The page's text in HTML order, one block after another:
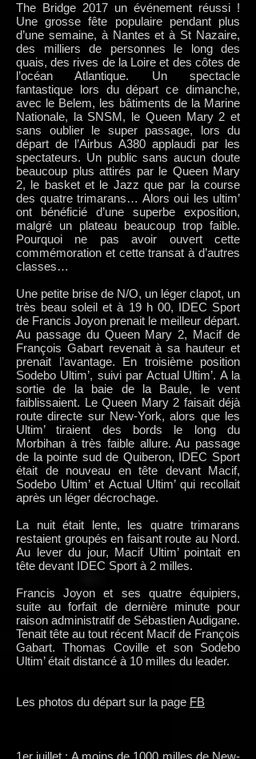
The Bridge 2017 un événement réussi !
Une grosse fête populaire pendant plus
d’une semaine, à Nantes et à St Nazaire,
des milliers de personnes le long des
quais, des rives de la Loire et des côtes de
l’océan Atlantique. Un spectacle
fantastique lors du départ ce dimanche,
avec le Belem, les bâtiments de la Marine
Nationale, la SNSM, le Queen Mary 2 et
sans oublier le super passage, lors du
départ de l’Airbus A380 applaudi par les
spectateurs. Un public sans aucun doute
beaucoup plus attirés par le Queen Mary
2, le basket et le Jazz que par la course
des quatre trimarans… Alors oui les ultim’
ont bénéficié d’une superbe exposition,
malgré un plateau beaucoup trop faible.
Pourquoi ne pas avoir ouvert cette
commémoration et cette transat à d’autres
classes…
Une petite brise de N/O, un léger clapot, un
très beau soleil et à 19 h 00, IDEC Sport
de Francis Joyon prenait le meilleur départ.
Au passage du Queen Mary 2, Macif de
François Gabart revenait à sa hauteur et
prenait l’avantage. En troisième position
Sodebo Ultim’, suivi par Actual Ultim’. A la
sortie de la baie de la Baule, le vent
faiblissaient. Le Queen Mary 2 faisait déjà
route directe sur New-York, alors que les
Ultim’ tiraient des bords le long du
Morbihan à très faible allure. Au passage
de la pointe sud de Quiberon, IDEC Sport
était de nouveau en tête devant Macif,
Sodebo Ultim’ et Actual Ultim’ qui recollait
après un léger décrochage.
La nuit était lente, les quatre trimarans
restaient groupés en faisant route au Nord.
Au lever du jour, Macif Ultim’ pointait en
tête devant IDEC Sport à 2 milles.
Francis Joyon et ses quatre équipiers,
suite au forfait de dernière minute pour
raison administratif de Sébastien Audigane.
Tenait tête au tout récent Macif de François
Gabart. Thomas Coville et son Sodebo
Ultim’ était distancé à 10 milles du leader.
Les photos du départ sur la page FB
1er juillet : A moins de 1000 milles de New-